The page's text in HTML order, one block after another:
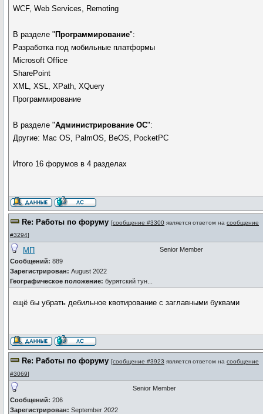
WCF, Web Services, Remoting
В разделе " Программирование":
Разработка под мобильные платформы
Microsoft Office
SharePoint
XML, XSL, XPath, XQuery
Программирование
В разделе "Администрирование ОС":
Другие: Mac OS, PalmOS, BeOS, PocketPC
Итого 16 форумов в 4 разделах
Re: Работы по форуму [сообщение #3300 является ответом на сообщение
#3294]
МП
Сообщений: 889
Зарегистрирован: August 2022
Географическое положение: бурятский тун...
Senior Member
ещё бы убрать дебильное квотирование с заглавными буквами
Re: Работы по форуму [сообщение #3923 является ответом на сообщение
#3069]
Сообщений: 206
Зарегистрирован: September 2022
Senior Member